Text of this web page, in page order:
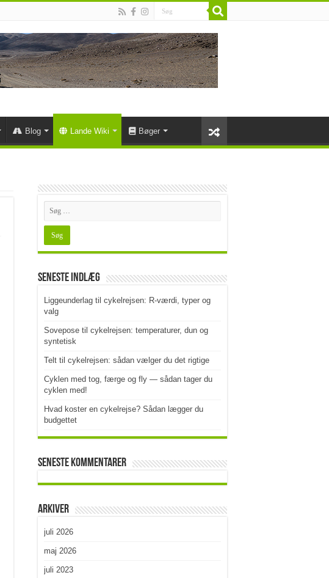
Blog Lande Wiki Bøger
Seneste indlæg
Liggeunderlag til cykelrejsen: R-værdi, typer og
valg
Sovepose til cykelrejsen: temperaturer, dun og
syntetisk
Telt til cykelrejsen: sådan vælger du det rigtige
Cyklen med tog, færge og fly — sådan tager du
cyklen med!
Hvad koster en cykelrejse? Sådan lægger du
budgettet
Seneste kommentarer
Arkiver
juli 2026
maj 2026
juli 2023